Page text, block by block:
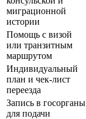
миграционной
истории
Помощь с визой
или транзитным
маршрутом
Индивидуальный
план и чек-лист
переезда
Запись в госорганы
для подачи